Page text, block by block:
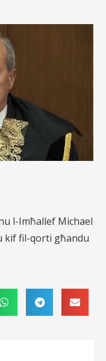
l-Imħallef Michael
kif fil-qorti għandu